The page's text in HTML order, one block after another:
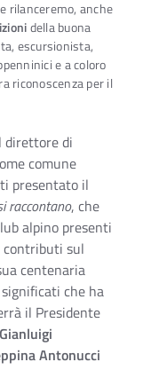
rilanceremo, anche
della buona
escursionista,
e a coloro
riconoscenza per il
direttore di
comune
presentato il
raccontano, che
alpino presenti
sul
centenaria
che ha
il Presidente
Gianluigi
Antonucci